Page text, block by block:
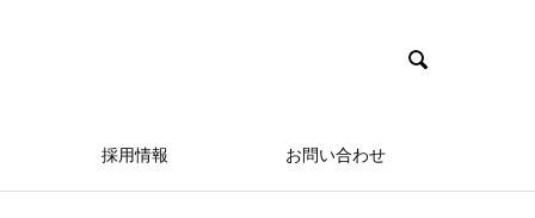

採用情報 お問い合わせ